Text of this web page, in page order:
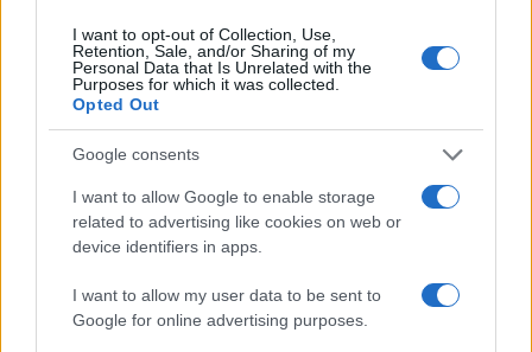
I want to opt-out of Collection, Use,
Retention, Sale, and/or Sharing of my
Personal Data that Is Unrelated with the
Purposes for which it was collected.
Opted Out
Google consents
I want to allow Google to enable storage
related to advertising like cookies on web or
device identifiers in apps.
I want to allow my user data to be sent to
Google for online advertising purposes.
El Brent cae un 8.3% y arrastra a las materias primas
Lucía Herrera · 7 Ago 2026
NEWS